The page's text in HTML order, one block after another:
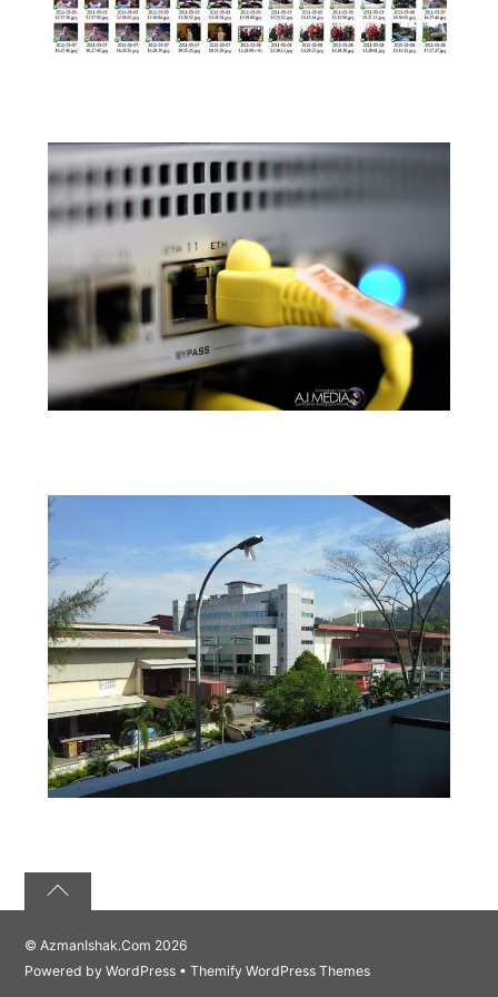
©AzmanIshak.Com 2026
Powered byWordPress •Themify WordPress Themes